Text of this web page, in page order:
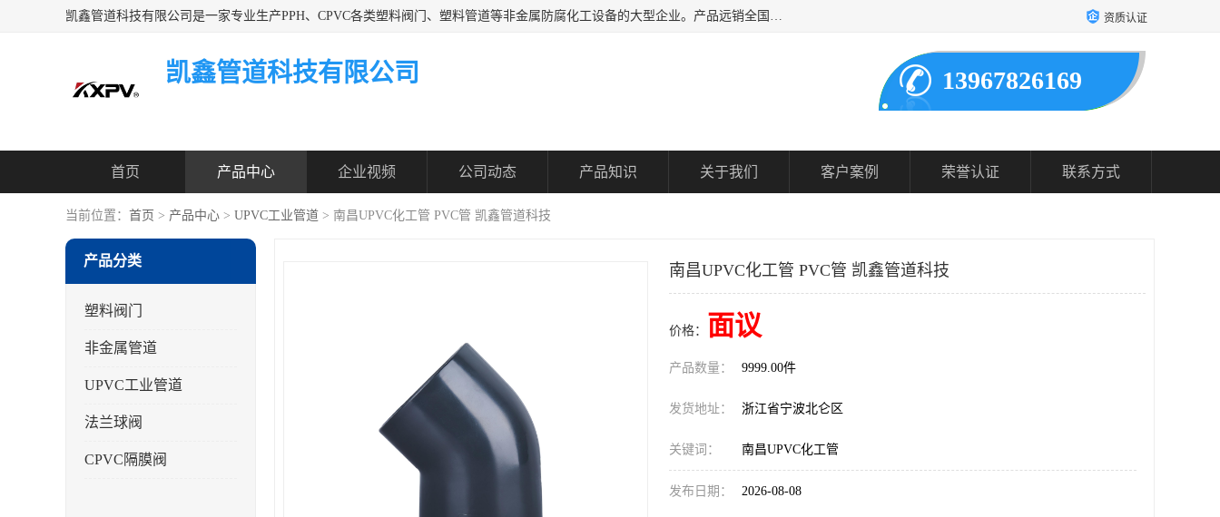
凯鑫管道科技有限公司是一家专业生产PPH、CPVC各类塑料阀门、塑料管道等非金属防腐化工设备的大型企业。产品远销全国三十一个省、市、自治区,广泛应用于化工、石油、氯碱、染料、制药、农药等行业，深受广大用户欢迎，是目前国内生产化工泵、阀门规模较大的生产基地之一。 资质认证
凯鑫管道科技有限公司 13967826169
首页 产品中心 企业视频 公司动态 产品知识 关于我们 客户案例 荣誉认证 联系方式
当前位置： 首页 > 产品中心 > UPVC工业管道 > 南昌UPVC化工管 PVC管 凯鑫管道科技
产品分类
塑料阀门
非金属管道
UPVC工业管道
法兰球阀
CPVC隔膜阀
南昌UPVC化工管 PVC管 凯鑫管道科技
价格： 面议
产品数量： 9999.00件
发货地址： 浙江省宁波北仑区
关键词： 南昌UPVC化工管
发布日期： 2026-08-08